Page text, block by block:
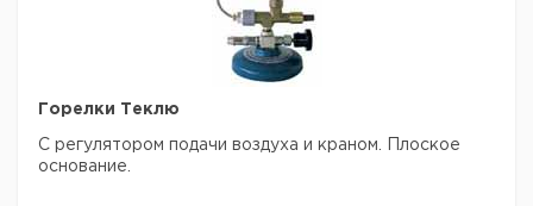
Горелки Теклю
С регулятором подачи воздуха и краном. Плоское
основание.